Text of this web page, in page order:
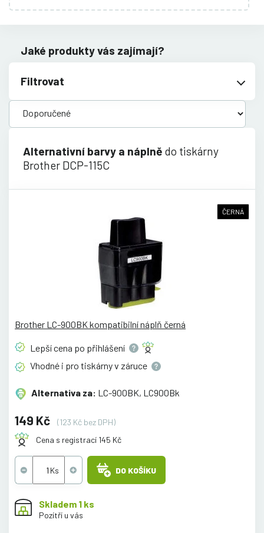
Jaké produkty vás zajímají?
Filtrovat
Alternativní barvy a náplně do tiskárny
Brother DCP-115C
ČERNÁ
Brother LC-900BK kompatibilní náplň černá
Lepší cena po přihlášení
Vhodné i pro tiskárny v záruce
Alternativa za: LC-900BK, LC900Bk
149 Kč
(123 Kč bez DPH)
Cena s registrací 145 Kč
DO KOŠÍKU
Skladem 1 ks
Pozítří u vás